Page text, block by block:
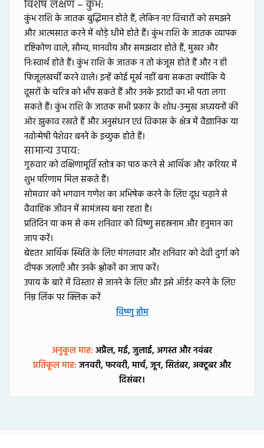
विशेष लक्षण – कुंभ:
कुंभ राशि के जातक बुद्धिमान होते हैं, लेकिन नए विचारों को समझने
और आत्मसात करने में थोड़े धीमे होते हैं। कुंभ राशि के जातक व्यापक
दृष्टिकोण वाले, सौम्य, मानवीय और समझदार होते हैं, मुखर और
निःस्वार्थ होते हैं। कुंभ राशि के जातक न तो कंजूस होते हैं और न ही
फिजूलखर्ची करने वाले। इन्हें कोई मूर्ख नहीं बना सकता क्योंकि ये
दूसरों के चरित्र को भाँप सकते हैं और उनके इरादों का भी पता लगा
सकते हैं। कुंभ राशि के जातक सभी प्रकार के शोध-उन्मुख अध्ययनों की
ओर झुकाव रखते हैं और अनुसंधान एवं विकास के क्षेत्र में वैज्ञानिक या
नवोन्मेषी पेशेवर बनने के इच्छुक होते हैं।
सामान्य उपाय:
गुरुवार को दक्षिणामूर्ति स्तोत्र का पाठ करने से आर्थिक और करियर में
शुभ परिणाम मिल सकते हैं।
सोमवार को भगवान गणेश का अभिषेक करने के लिए दूध चढ़ाने से
वैवाहिक जीवन में सामंजस्य बना रहता है।
प्रतिदिन या कम से कम शनिवार को विष्णु सहस्रनाम और हनुमान का
जाप करें।
बेहतर आर्थिक स्थिति के लिए मंगलवार और शनिवार को देवी दुर्गा को
दीपक जलाएँ और उनके श्लोकों का जाप करें।
उपाय के बारे में विस्तार से जानने के लिए और इसे ऑर्डर करने के लिए
निम्न लिंक पर क्लिक करें
विष्णु होम
अनुकूल माह: अप्रैल, मई, जुलाई, अगस्त और नवंबर
प्रतिकूल माह:जनवरी, फरवरी, मार्च, जून, सितंबर, अक्टूबर और
दिसंबर।